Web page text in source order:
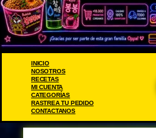
INICIO
NOSOTROS
RECETAS
MI CUENTA
CATEGORÍAS
RASTREA TU PEDIDO
CONTACTANOS